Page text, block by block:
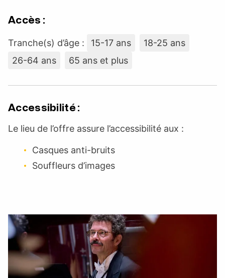
Accès :
Tranche(s) d’âge : 15-17 ans
18-25 ans
26-64 ans
65 ans et plus
Accessibilité :
Le lieu de l’offre assure l’accessibilité aux :
Casques anti-bruits
Souffleurs d’images